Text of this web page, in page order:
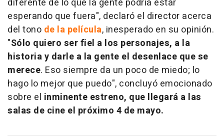
esperando que fuera", declaró el director acerca
del tono de la película, inesperado en su opinión.
"Sólo quiero ser fiel a los personajes, a la
historia y darle a la gente el desenlace que se
merece. Eso siempre da un poco de miedo; lo
hago lo mejor que puedo", concluyó emocionado
sobre el inminente estreno, que llegará a las
salas de cine el próximo 4 de mayo.